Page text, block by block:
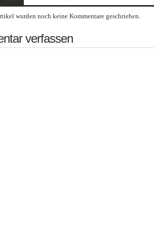
wurden noch keine Kommentare geschrieben.
verfassen